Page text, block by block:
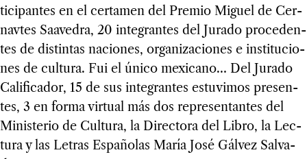
ti­ci­pan­tes en el cer­ta­men del Pre­mio Miguel de Cer­
nav­tes Saa­ve­dra, 20 inte­gran­tes del Jurado pro­ce­den­
tes de dis­tin­tas nacio­nes, orga­ni­za­cio­nes e ins­ti­tu­cio­
nes de cul­tura. Fui el único mexi­cano… Del Jurado
Cali­fi­ca­dor, 15 de sus inte­gran­tes estu­vi­mos pre­sen­
tes, 3 en forma vir­tual más dos repre­sen­tan­tes del
Minis­te­rio de Cul­tura, la Direc­tora del Libro, la Lec­
tura y las Letras Espa­ño­las María José Gál­vez Sal­va­